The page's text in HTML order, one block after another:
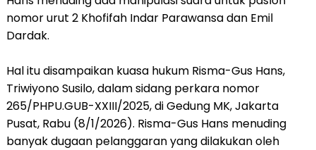
nomor urut 2 Khofifah Indar Parawansa dan Emil
Dardak.
Hal itu disampaikan kuasa hukum Risma-Gus Hans,
Triwiyono Susilo, dalam sidang perkara nomor
265/PHPU.GUB-XXIII/2025, di Gedung MK, Jakarta
Pusat, Rabu (8/1/2026). Risma-Gus Hans menuding
banyak dugaan pelanggaran yang dilakukan oleh